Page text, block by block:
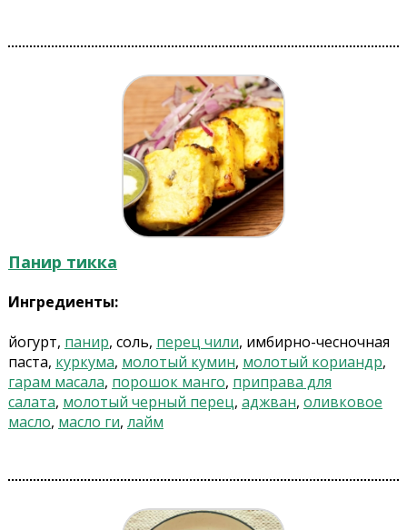
Панир тикка
Ингредиенты:
йогурт, панир, соль, перец чили, имбирно-чесночная
паста, куркума, молотый кумин, молотый кориандр,
гарам масала, порошок манго, приправа для
салата, молотый черный перец, аджван, оливковое
масло, масло ги, лайм